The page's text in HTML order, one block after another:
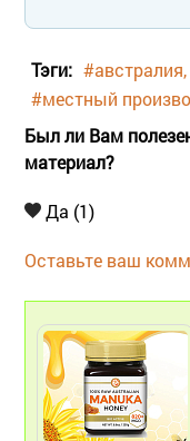
Тэги: #австралия
#местный
Был ли Вам
материал?
Да (1)
Оставьте ваш